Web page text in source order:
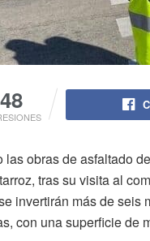
48
las obras de asfaltado
tras su visita al
invertirán más de seis
con una superficie de